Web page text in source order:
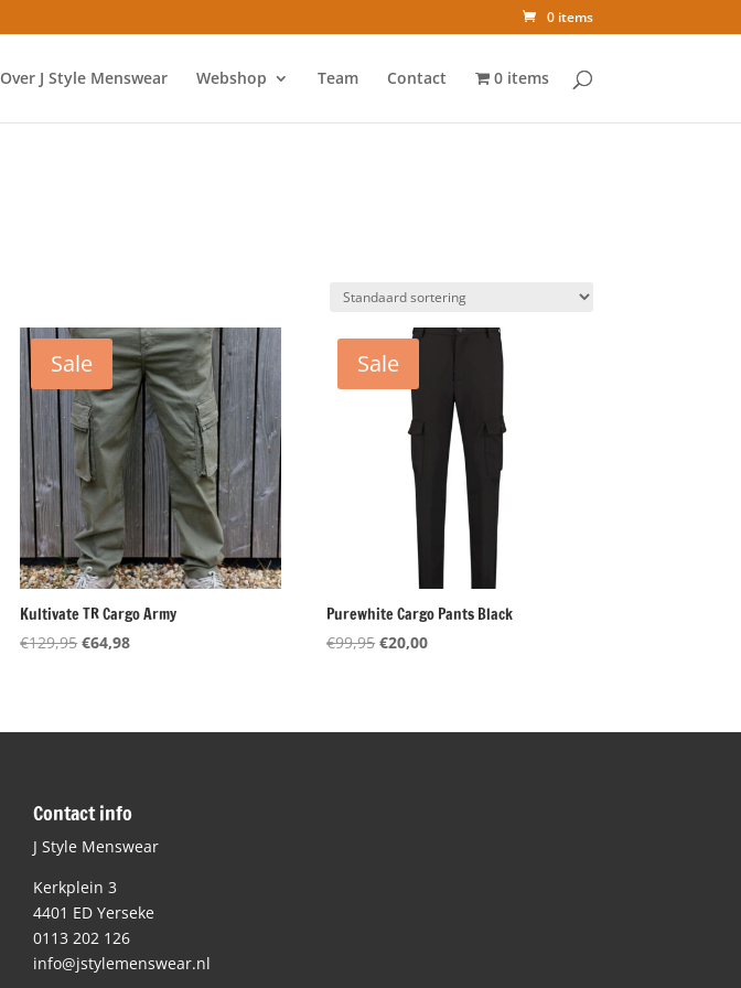
0 items
Over J Style Menswear Webshop Team Contact 0 items
Sale
Kultivate TR Cargo Army
€129,95Oorspronkelijke
€64,98Huidige
Sale
Purewhite Cargo Pants Black
€99,95 Oorspronkelijke
€20,00Huidige
Contact info
J Style Menswear
Kerkplein 3
4401 ED Yerseke
0113 202 126
info@jstylemenswear.nl